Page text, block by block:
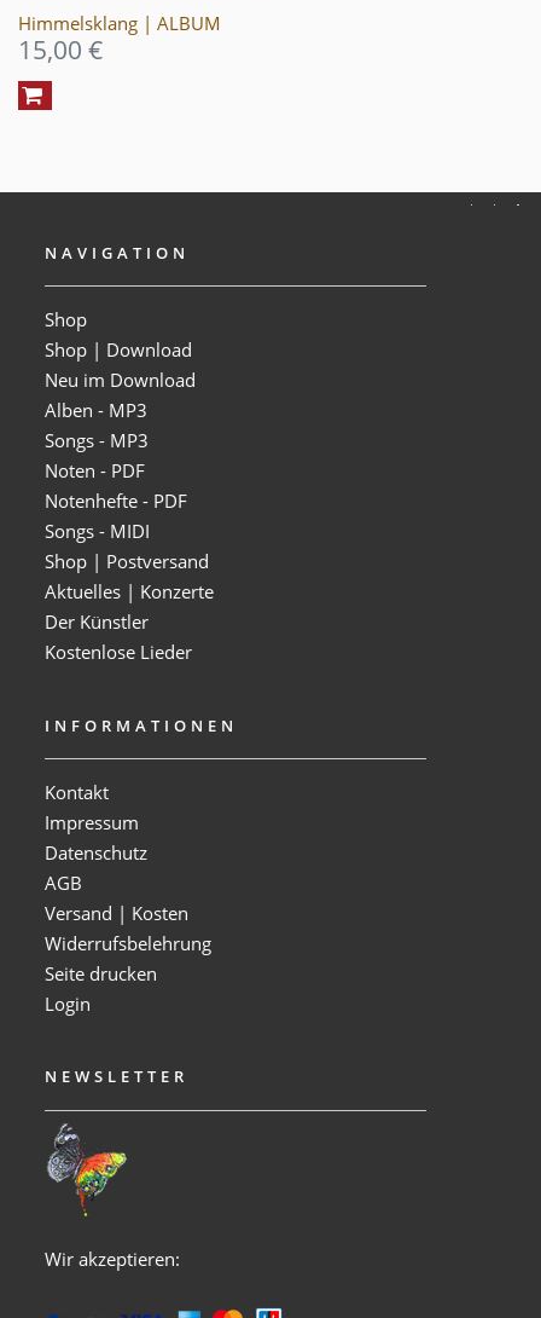
Himmelsklang | ALBUM
15,00 €
NAVIGATION
Shop
Shop | Download
Neu im Download
Alben - MP3
Songs - MP3
Noten - PDF
Notenhefte - PDF
Songs - MIDI
Shop | Postversand
Aktuelles | Konzerte
Der Künstler
Kostenlose Lieder
INFORMATIONEN
Kontakt
Impressum
Datenschutz
AGB
Versand | Kosten
Widerrufsbelehrung
Seite drucken
Login
NEWSLETTER
Wir akzeptieren: